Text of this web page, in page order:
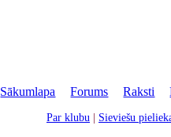
Sākumlapa |Forums |Raksti |
Par klubu Sieviešu